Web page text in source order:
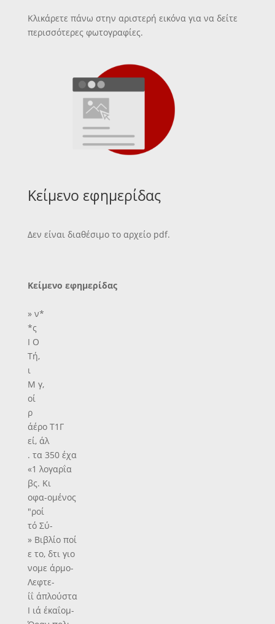
Κλικάρετε πάνω στην αριστερή εικόνα για να δείτε
περισσότερες φωτογραφίες.
Κείμενο εφημερίδας
Δεν είναι διαθέσιμο το αρχείο pdf.
Κείμενο εφημερίδας
» ν*
*ς
Ι Ο
Τή,
ι
Μ γ,
οί
ρ
άέρο Τ1Γ
εί, άλ
. τα 350 έχα
«1 λογαρΐα
βς. Κι
οφα-ομένος
"ροί
τό Σύ-
» Βιβλίο ποί
ε το, δτι γιο
νομε άρμο-
Λεφτε-
ίΐ άπλούστα
Ι ιά έκαΐομ-